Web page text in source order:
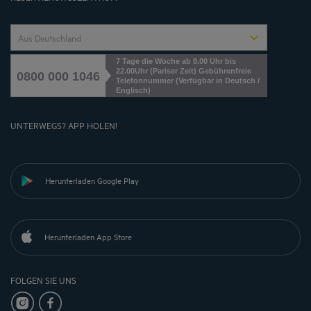
Aus Deutschland
0800 000 1046
7 Tage die Woche ab 8.00 Uhr bis
22.00Uhr (Pariser Zeit) Gebührenfreie
Telefonnummer (Verfügbar in Deutsch /
Englisch)
UNTERWEGS? APP HOLEN!
Herunterladen Google Play
Herunterladen App Store
FOLGEN SIE UNS